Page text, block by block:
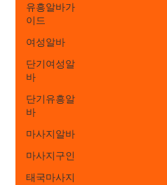
유흥알바가
이드
여성알바
단기여성알
바
단기유흥알
바
마사지알바
마사지구인
태국마사지